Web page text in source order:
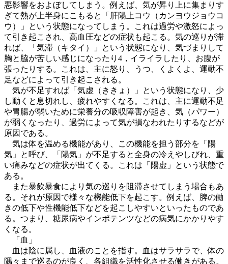
悪影響をおよぼしてしまう。例えば、気が昇り上に集まりす
ぎて熱が上半身にこもると「肝陽上コウ（カンヨウジョウコ
ウ）」という状態になってしまう。これは過労や激怒によっ
て引き起こされ、高血圧などの症状も起こる。気の巡りが滞
れば、「気滞（キタイ）」という状態になり、気づまりして
胸と脇が苦しい感じになったり4，イライラしたり、お腹が
張ったりする。これは、主に怒り、うつ、くよくよ、運動不
足などによって引き起こされる。
気が不足すれば「気虚（ききょ）」という状態になり、少
し動くと息切れし、疲れやすくなる。これは、主に運動不足
や胃腸が弱いために栄養分の吸収障害が起き、気（パワー）
が弱くなったり、過労によって気が損なわれたりするなどが
原因である。
気は体を温める機能があり、この機能を担う部分を「陽
気」と呼び、「陽気」が不足すると全身の冷えやしびれ、重
い痛みなどの症状が出てくる。これは「陽虚」という状態で
ある。
また暴飲暴食により気の巡りを阻滞させてしまう場合もあ
る。それが原因で様々な機能低下を起こす。例えば、脾の働
きの低下や性機能低下などを起こしやすいといったものであ
る。つまり、糖尿病やインポテンツなどの病気にかかりやす
くなる。
「血」
血は陰に属し、血液のことを指す。血はサラサラで、体の
隅々まで巡るのが良く、各組織を活性化させる働きがある。